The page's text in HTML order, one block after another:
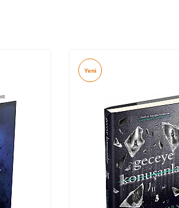
Yeni